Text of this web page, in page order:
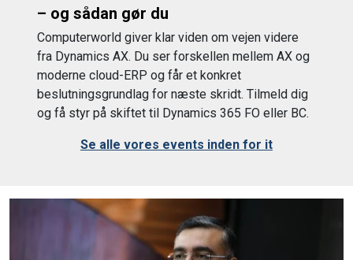
– og sådan gør du
Computerworld giver klar viden om vejen videre
fra Dynamics AX. Du ser forskellen mellem AX og
moderne cloud-ERP og får et konkret
beslutningsgrundlag for næste skridt. Tilmeld dig
og få styr på skiftet til Dynamics 365 FO eller BC.
Se alle vores events inden for it